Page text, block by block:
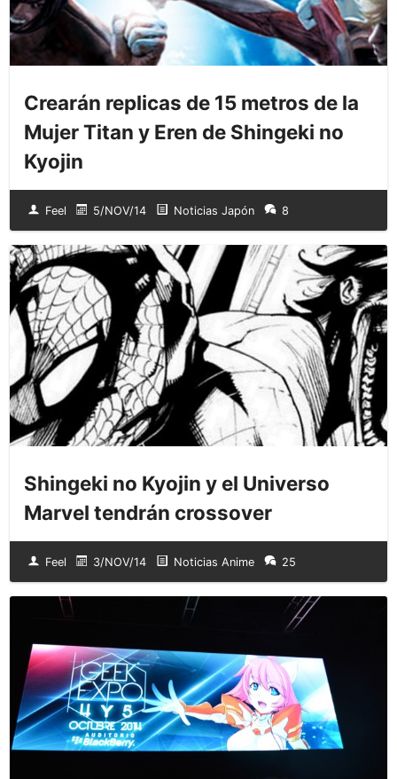
Crearán replicas de 15 metros de la
Mujer Titan y Eren de Shingeki no
Kyojin
Feel 5/NOV/14 Noticias Japón 8
Shingeki no Kyojin y el Universo
Marvel tendrán crossover
Feel 3/NOV/14 Noticias Anime 25